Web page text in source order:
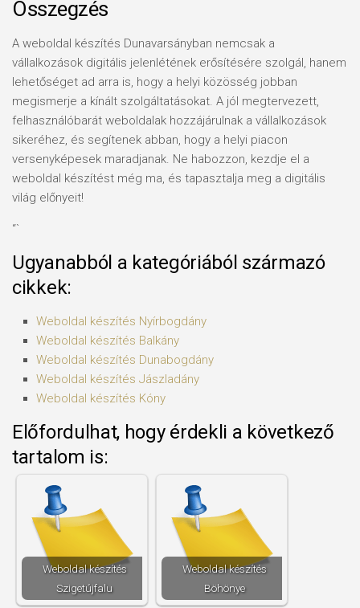
Összegzés
A weboldal készítés Dunavarsányban nemcsak a
vállalkozások digitális jelenlétének erősítésére szolgál, hanem
lehetőséget ad arra is, hogy a helyi közösség jobban
megismerje a kínált szolgáltatásokat. A jól megtervezett,
felhasználóbarát weboldalak hozzájárulnak a vállalkozások
sikeréhez, és segítenek abban, hogy a helyi piacon
versenyképesek maradjanak. Ne habozzon, kezdje el a
weboldal készítést még ma, és tapasztalja meg a digitális
világ előnyeit!
“`
Ugyanabból a kategóriából származó
cikkek:
Weboldal készítés​ Nyírbogdány
Weboldal készítés​ Balkány
Weboldal készítés​ Dunabogdány
Weboldal készítés​ Jászladány
Weboldal készítés​ Kóny
Előfordulhat, hogy érdekli a következő
tartalom is:
Weboldal készítés​
Szigetújfalu
Weboldal készítés​
Böhönye